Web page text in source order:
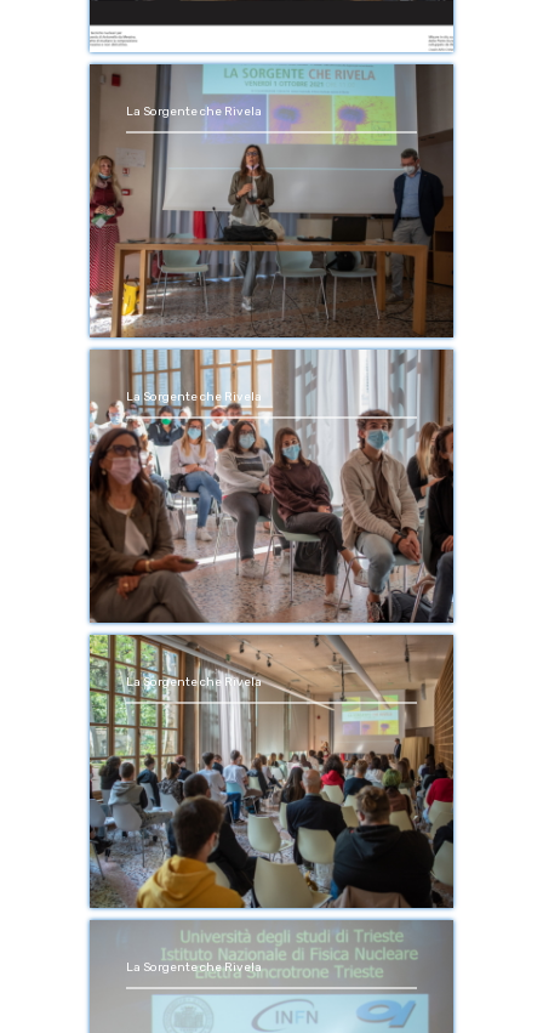
La Sorgente che Rivela
La Sorgente che Rivela
La Sorgente che Rivela
La Sorgente che Rivela